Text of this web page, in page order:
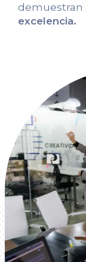
demuestran
excelencia.